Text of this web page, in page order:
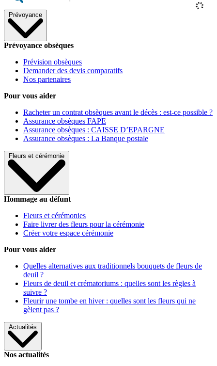
Prévoyance
Prévoyance obsèques
Prévision obsèques
Demander des devis comparatifs
Nos partenaires
Pour vous aider
Racheter un contrat obsèques avant le décès : est-ce possible ?
Assurance obsèques FAPE
Assurance obsèques : CAISSE D’EPARGNE
Assurance obsèques : La Banque postale
Fleurs et cérémonie
Hommage au défunt
Fleurs et cérémonies
Faire livrer des fleurs pour la cérémonie
Créer votre espace cérémonie
Pour vous aider
Quelles alternatives aux traditionnels bouquets de fleurs de
deuil ?
Fleurs de deuil et crématoriums : quelles sont les règles à
suivre ?
Fleurir une tombe en hiver : quelles sont les fleurs qui ne
gèlent pas ?
Actualités
Nos actualités